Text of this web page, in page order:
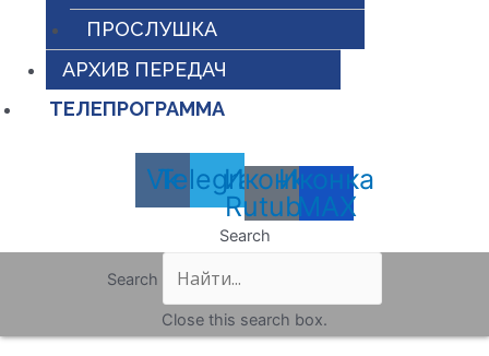
ПРОСЛУШКА
АРХИВ ПЕРЕДАЧ
ТЕЛЕПРОГРАММА
Vk
Telegram
Иконка
Rutube
Иконка
MAX
Search
Search
Close this search box.